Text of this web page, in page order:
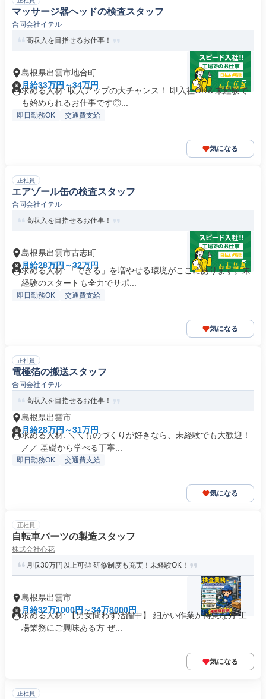
マッサージ器ヘッドの検査スタッフ
合同会社イテル
高収入を目指せるお仕事！
島根県出雲市地合町
月給33万円～34万円
求める人材: 収入アップの大チャンス！ 即入社OK＆未経験で
も始められるお仕事です◎...
即日勤務OK 交通費支給
気になる
正社員
エアゾール缶の検査スタッフ
合同会社イテル
高収入を目指せるお仕事！
島根県出雲市古志町
月給28万円～32万円
求める人材: 「できる」を増やせる環境がここにあります。未
経験のスタートも全力でサポ...
即日勤務OK 交通費支給
気になる
正社員
電極箔の搬送スタッフ
合同会社イテル
高収入を目指せるお仕事！
島根県出雲市
月給28万円～31万円
求める人材: ＼＼ものづくりが好きなら、未経験でも大歓迎！
／／ 基礎から学べる丁寧...
即日勤務OK 交通費支給
気になる
正社員
自転車パーツの製造スタッフ
株式会社心花
月収30万円以上可◎ 研修制度も充実！未経験OK！
島根県出雲市
月給32万1000円～34万8000円
求める人材: 【男女問わず活躍中】 細かい作業が得意な方 工
場業務にご興味ある方 ぜ...
気になる
正社員